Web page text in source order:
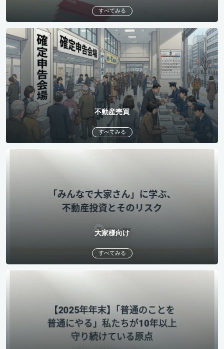
すべてみる
不動産売買
すべてみる
大家様向け
すべてみる